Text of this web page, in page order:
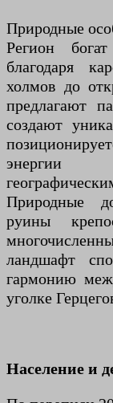
Природные
Регион
благодаря
холмов до
предлагают
создают
энергии
Природные
руины
ландшафт
гармонию
уголке
Население и